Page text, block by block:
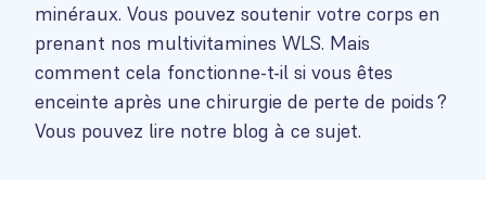
minéraux. Vous pouvez soutenir votre corps en
prenant nos multivitamines WLS. Mais
comment cela fonctionne-t-il si vous êtes
enceinte après une chirurgie de perte de poids ?
Vous pouvez lire notre blog à ce sujet.